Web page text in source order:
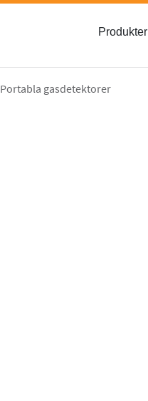
Produkter
Portabla gasdetektorer